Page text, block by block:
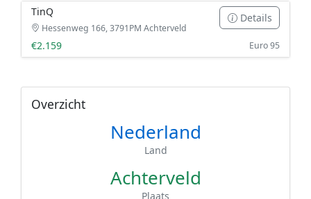
TinQ
Hessenweg 166, 3791PM Achterveld
Details
€2.159 Euro 95
Overzicht
Nederland
Land
Achterveld
Plaats